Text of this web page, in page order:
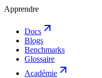
Apprendre
Docs
Blogs
Benchmarks
Glossaire
Académie